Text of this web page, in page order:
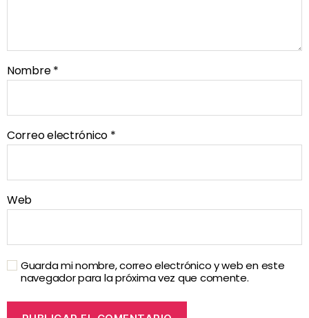
Nombre*
Correo electrónico *
Web
Guarda mi nombre, correo electrónico y web en este
navegador para la próxima vez que comente.